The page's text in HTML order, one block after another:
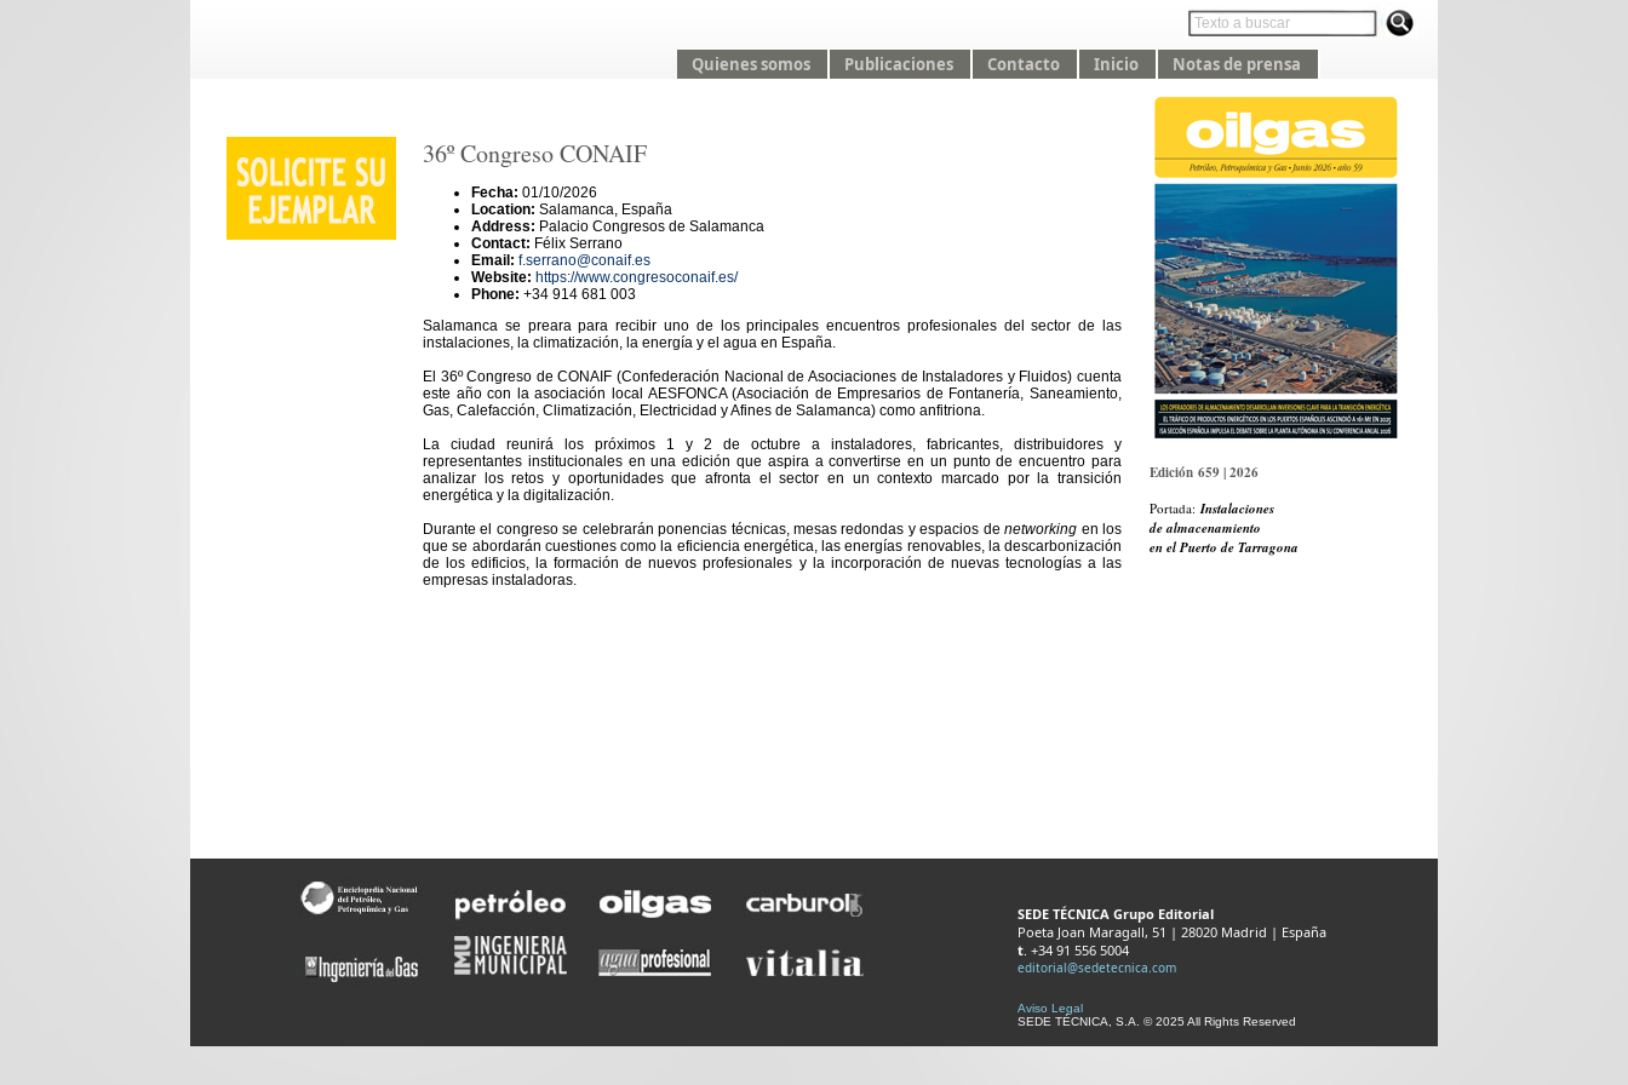
Quienes somos Publicaciones Contacto Inicio Notas de prensa
36º Congreso CONAIF
Fecha: 01/10/2026
Location: Salamanca, España
Address: Palacio Congresos de Salamanca
Contact: Félix Serrano
Email: f.serrano@conaif.es
Website: https://www.congresoconaif.es/
Phone: +34 914 681 003
Salamanca se preara para recibir uno de los principales encuentros profesionales del sector de las
instalaciones, la climatización, la energía y el agua en España.
El 36º Congreso de CONAIF (Confederación Nacional de Asociaciones de Instaladores y Fluidos) cuenta
este año con la asociación local AESFONCA (Asociación de Empresarios de Fontanería, Saneamiento,
Gas, Calefacción, Climatización, Electricidad y Afines de Salamanca) como anfitriona.
La ciudad reunirá los próximos 1 y 2 de octubre a instaladores, fabricantes, distribuidores y
representantes institucionales en una edición que aspira a convertirse en un punto de encuentro para
analizar los retos y oportunidades que afronta el sector en un contexto marcado por la transición
energética y la digitalización.
Durante el congreso se celebrarán ponencias técnicas, mesas redondas y espacios denetworking en los
que se abordarán cuestiones como la eficiencia energética, las energías renovables, la descarbonización
de los edificios, la formación de nuevos profesionales y la incorporación de nuevas tecnologías a las
empresas instaladoras.
Edición 659 | 2026
Portada: Instalaciones
de almacenamiento
en el Puerto de Tarragona
SEDE TÉCNICA Grupo Editorial
Poeta Joan Maragall, 51 | 28020 Madrid | España
t. +34 91 556 5004
editorial@sedetecnica.com
Aviso Legal
SEDE TÉCNICA, S.A. © 2025 All Rights Reserved